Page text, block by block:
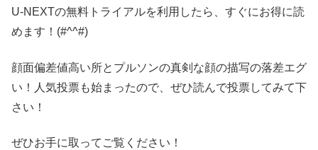
U-NEXTの無料トライアルを利用したら、すぐにお得に読
めます！(#^^#)
顔面偏差値高い所とプルソンの真剣な顔の描写の落差エグ
い！人気投票も始まったので、ぜひ読んで投票してみて下
さい！
ぜひお手に取ってご覧ください！